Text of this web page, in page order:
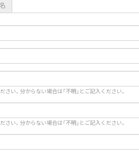
名
。分からない場合は「不明」とご記入ください。
。分からない場合は「不明」とご記入ください。